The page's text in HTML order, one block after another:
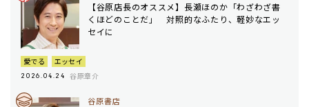
【谷原店長のオススメ】長瀬ほのか「わざわざ書
くほどのことだ」 対照的なふたり、軽妙なエッ
セイに
愛でる エッセイ
2026.04.24 谷原章介
谷原書店